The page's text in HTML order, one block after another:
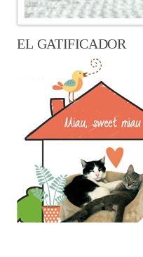
EL GATIFICADOR